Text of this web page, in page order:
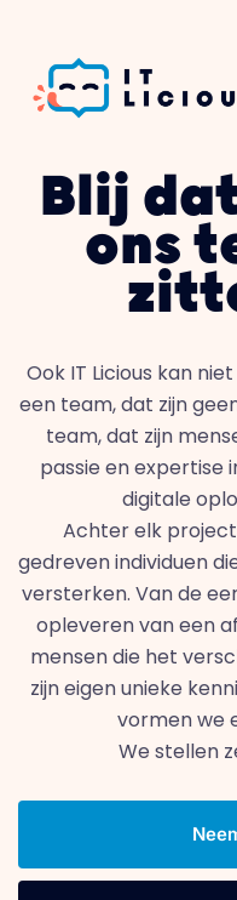
Blij
ons
Ook IT Licious kan
een team, dat zijn
team, dat zijn
passie en expertise
digitale
Achter elk
gedreven individuen
versterken. Van de
opleveren van een
mensen die het
zijn eigen unieke
vormen we
We stellen